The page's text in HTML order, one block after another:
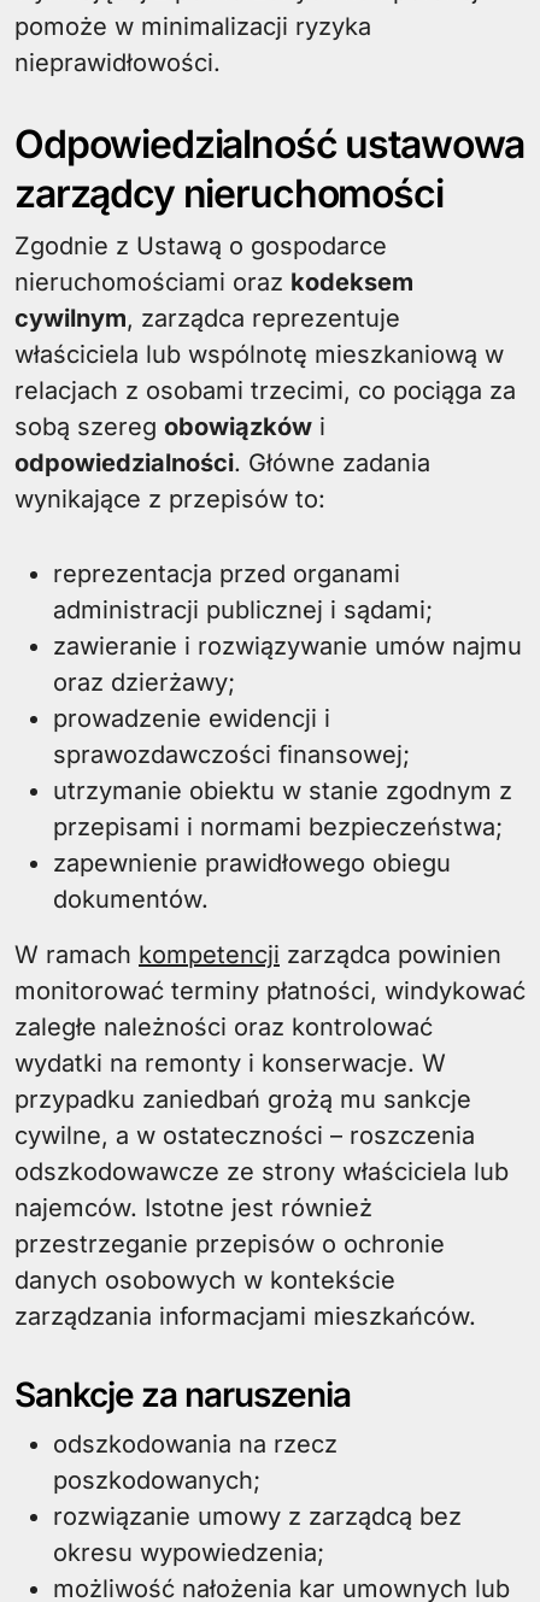
pomoże w minimalizacji ryzyka
nieprawidłowości.
Odpowiedzialność ustawowa
zarządcy nieruchomości
Zgodnie z Ustawą o gospodarce
nieruchomościami oraz kodeksem
cywilnym, zarządca reprezentuje
właściciela lub wspólnotę mieszkaniową w
relacjach z osobami trzecimi, co pociąga za
sobą szereg obowiązków i
odpowiedzialności. Główne zadania
wynikające z przepisów to:
reprezentacja przed organami
administracji publicznej i sądami;
zawieranie i rozwiązywanie umów najmu
oraz dzierżawy;
prowadzenie ewidencji i
sprawozdawczości finansowej;
utrzymanie obiektu w stanie zgodnym z
przepisami i normami bezpieczeństwa;
zapewnienie prawidłowego obiegu
dokumentów.
W ramach kompetencji zarządca powinien
monitorować terminy płatności, windykować
zaległe należności oraz kontrolować
wydatki na remonty i konserwacje. W
przypadku zaniedbań grożą mu sankcje
cywilne, a w ostateczności – roszczenia
odszkodowawcze ze strony właściciela lub
najemców. Istotne jest również
przestrzeganie przepisów o ochronie
danych osobowych w kontekście
zarządzania informacjami mieszkańców.
Sankcje za naruszenia
odszkodowania na rzecz
poszkodowanych;
rozwiązanie umowy z zarządcą bez
okresu wypowiedzenia;
możliwość nałożenia kar umownych lub